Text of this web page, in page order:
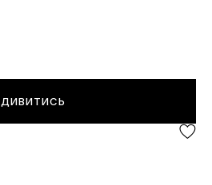
ДИВИТИСЬ